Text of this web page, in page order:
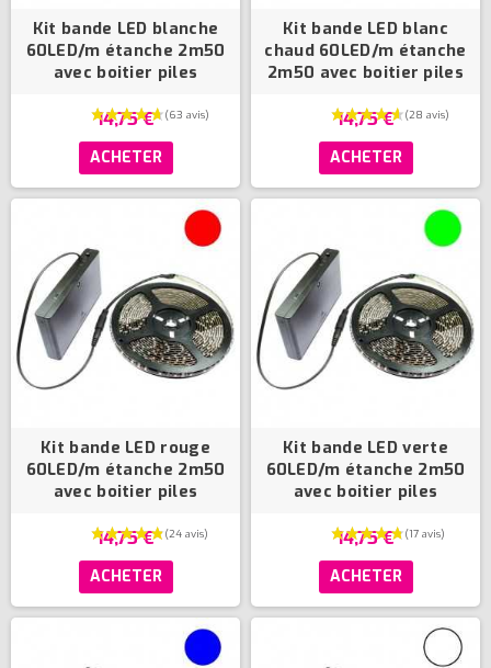
Kit bande LED blanche
60LED/m étanche 2m50
avec boitier piles
14,75 €
ACHETER
Kit bande LED blanc
chaud 60LED/m étanche
2m50 avec boitier piles
14,75 €
ACHETER
Kit bande LED rouge
60LED/m étanche 2m50
avec boitier piles
14,75 €
ACHETER
Kit bande LED verte
60LED/m étanche 2m50
avec boitier piles
14,75 €
ACHETER